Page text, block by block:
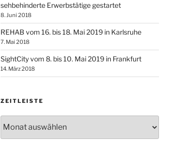
sehbehinderte Erwerbstätige gestartet
8. Juni 2018
REHAB vom 16. bis 18. Mai 2019 in Karlsruhe
7. Mai 2018
SightCity vom 8. bis 10. Mai 2019 in Frankfurt
14. März 2018
ZEITLEISTE